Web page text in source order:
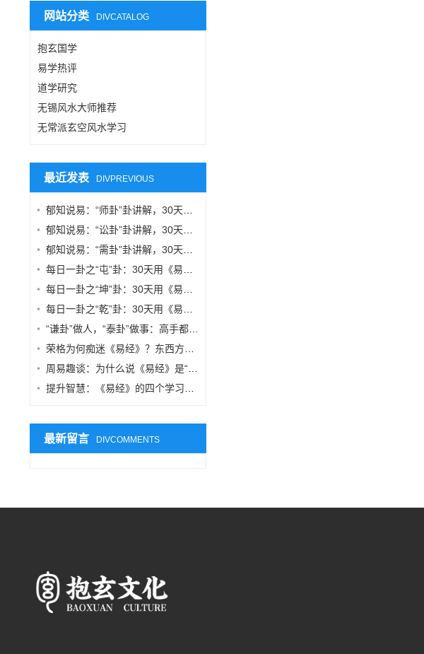
网站分类 DIVCATALOG
抱玄国学
易学热评
道学研究
无锡风水大师推荐
无常派玄空风水学习
最近发表 DIVPREVIOUS
郁知说易：“师卦”卦讲解，30天用《易经》改变你的思维方式
郁知说易：“讼卦”卦讲解，30天用《易经》改变你的思维方式
郁知说易：“需卦”卦讲解，30天用《易经》改变你的思维方式
每日一卦之“屯”卦：30天用《易经》改变你的思维方式
每日一卦之“坤”卦：30天用《易经》改变你的思维方式
每日一卦之“乾”卦：30天用《易经》改变你的思维方式
“谦卦”做人，“泰卦”做事：高手都在用的易理智慧
荣格为何痴迷《易经》？东西方智慧在“共时性”中的交汇
周易趣谈：为什么说《易经》是“中国式系统思维”的源头？
提升智慧：《易经》的四个学习阶段，你在哪一层？
最新留言 DIVCOMMENTS